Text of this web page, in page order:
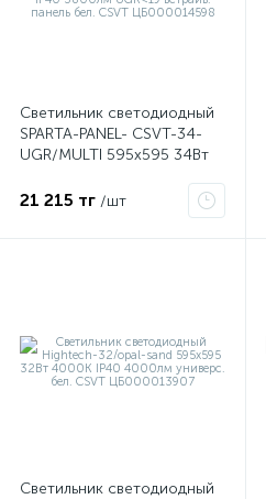
Светильник светодиодный
SPARTA-PANEL- CSVT-34-
UGR/MULTI 595х595 34Вт
UGR<19 встраив. панель
бел. CSVT ЦБ000014598
21 215 тг /шт
Светильник светодиодный